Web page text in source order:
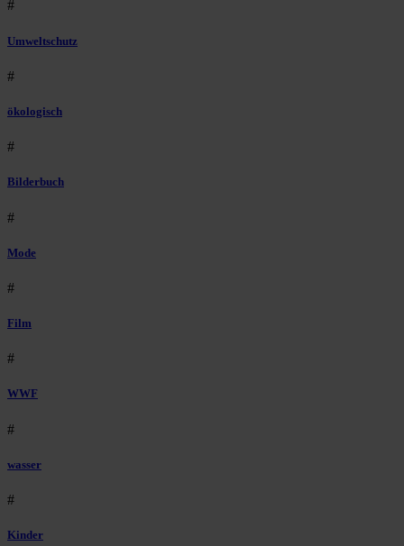
#
Umweltschutz
#
ökologisch
#
Bilderbuch
#
Mode
#
Film
#
WWF
#
wasser
#
Kinder